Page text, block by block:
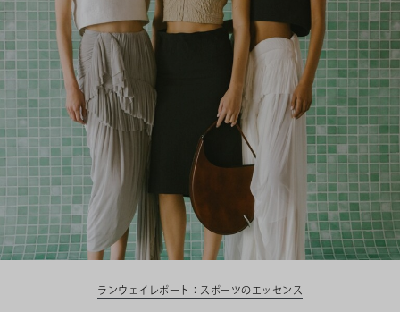
ランウェイレポート：スポーツのエッセンス